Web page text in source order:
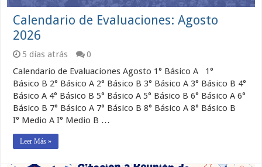
Calendario de Evaluaciones: Agosto
2026
5 días atrás
0
Calendario de Evaluaciones Agosto 1° Básico A 1°
Básico B 2° Básico A 2° Básico B 3° Básico A 3° Básico B 4°
Básico A 4° Básico B 5° Básico A 5° Básico B 6° Básico A 6°
Básico B 7° Básico A 7° Básico B 8° Básico A 8° Básico B
I° Medio A I° Medio B …
Leer Más »